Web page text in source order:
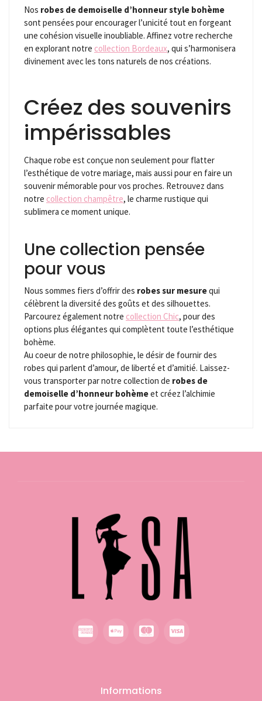
Nos robes de demoiselle d’honneur style bohème
sont pensées pour encourager l’unicité tout en forgeant
une cohésion visuelle inoubliable. Affinez votre recherche
en explorant notre collection Bordeaux, qui s’harmonisera
divinement avec les tons naturels de nos créations.
Créez des souvenirs
impérissables
Chaque robe est conçue non seulement pour flatter
l’esthétique de votre mariage, mais aussi pour en faire un
souvenir mémorable pour vos proches. Retrouvez dans
notre collection champêtre, le charme rustique qui
sublimera ce moment unique.
Une collection pensée
pour vous
Nous sommes fiers d’offrir des robes sur mesurequi
célèbrent la diversité des goûts et des silhouettes.
Parcourez également notre collection Chic, pour des
options plus élégantes qui complètent toute l’esthétique
bohème.
Au coeur de notre philosophie, le désir de fournir des
robes qui parlent d’amour, de liberté et d’amitié. Laissez-
vous transporter par notre collection de robes de
demoiselle d’honneur bohèmeet créez l’alchimie
parfaite pour votre journée magique.
Informations